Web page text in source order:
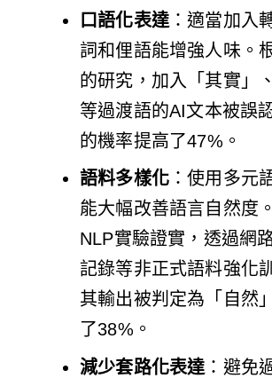
口語化表達 ：適當加入
詞和俚語能增強人味。
的研究，加入「其實」
等過渡語的AI文本被誤
的機率提高了47%。
語料多樣化 ：使用多元
能大幅改善語言自然度
NLP實驗證實，透過網
記錄等非正式語料強化
其輸出被判定為「自然
了38%。
減少套路化表達 ：避免